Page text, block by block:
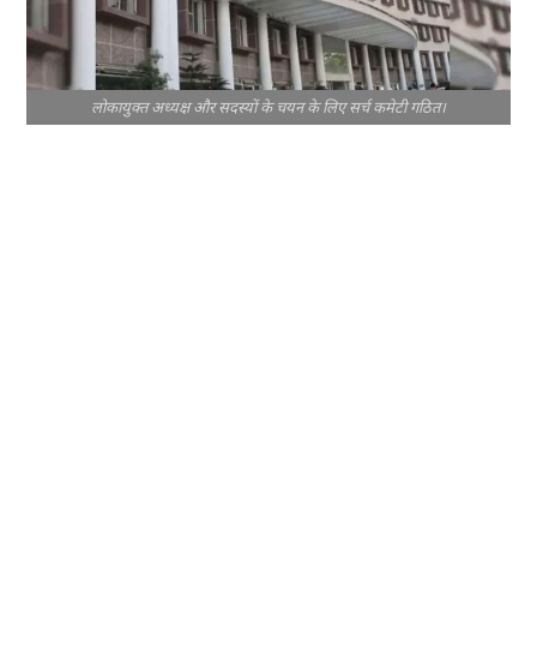
लोकायुक्त अध्यक्ष और सदस्यों के चयन के लिए सर्च कमेटी गठित।